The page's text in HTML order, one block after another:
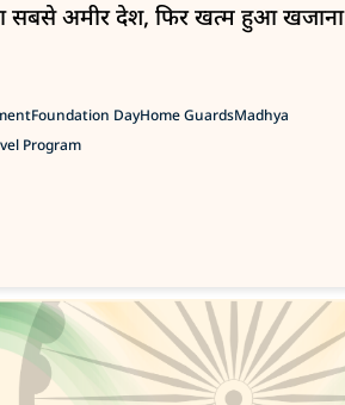
का सबसे अमीर देश, फिर खत्म हुआ खजाना
Foundation DayHome GuardsMadhya
Program